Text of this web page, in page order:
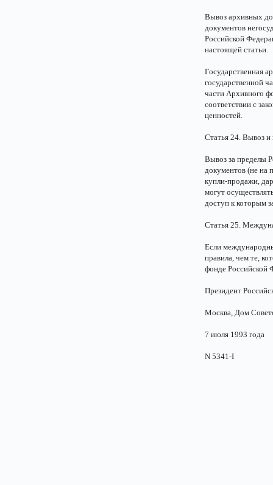
Вывоз архивных
документов
Российской
настоящей статьи.
Государственная
государственной
части Архивного
соответствии с
ценностей.
Статья 24. Вывоз и
Вывоз за пределы
документов (не на
купли-продажи,
могут
доступ к которым
Статья 25.
Если
правила, чем те,
фонде Российской
Президент
Москва, Дом
7 июля 1993 года
N 5341-I